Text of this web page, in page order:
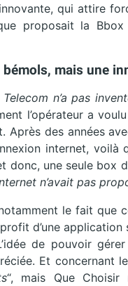
qui attire
proposait la Bbox
bémols, mais une
Telecom n’a pas
l’opérateur a
Après des années
internet, voilà
donc, une seule box
n’avait pas
le fait que
d’une
de pouvoir
Et concernant
“, mais Que